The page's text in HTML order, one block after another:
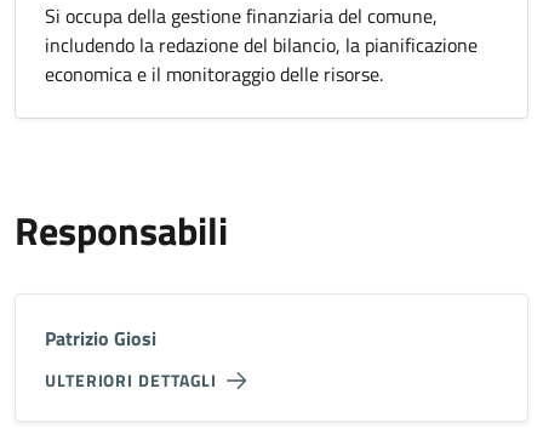
Si occupa della gestione finanziaria del comune,
includendo la redazione del bilancio, la pianificazione
economica e il monitoraggio delle risorse.
Responsabili
Patrizio Giosi
ULTERIORI DETTAGLI